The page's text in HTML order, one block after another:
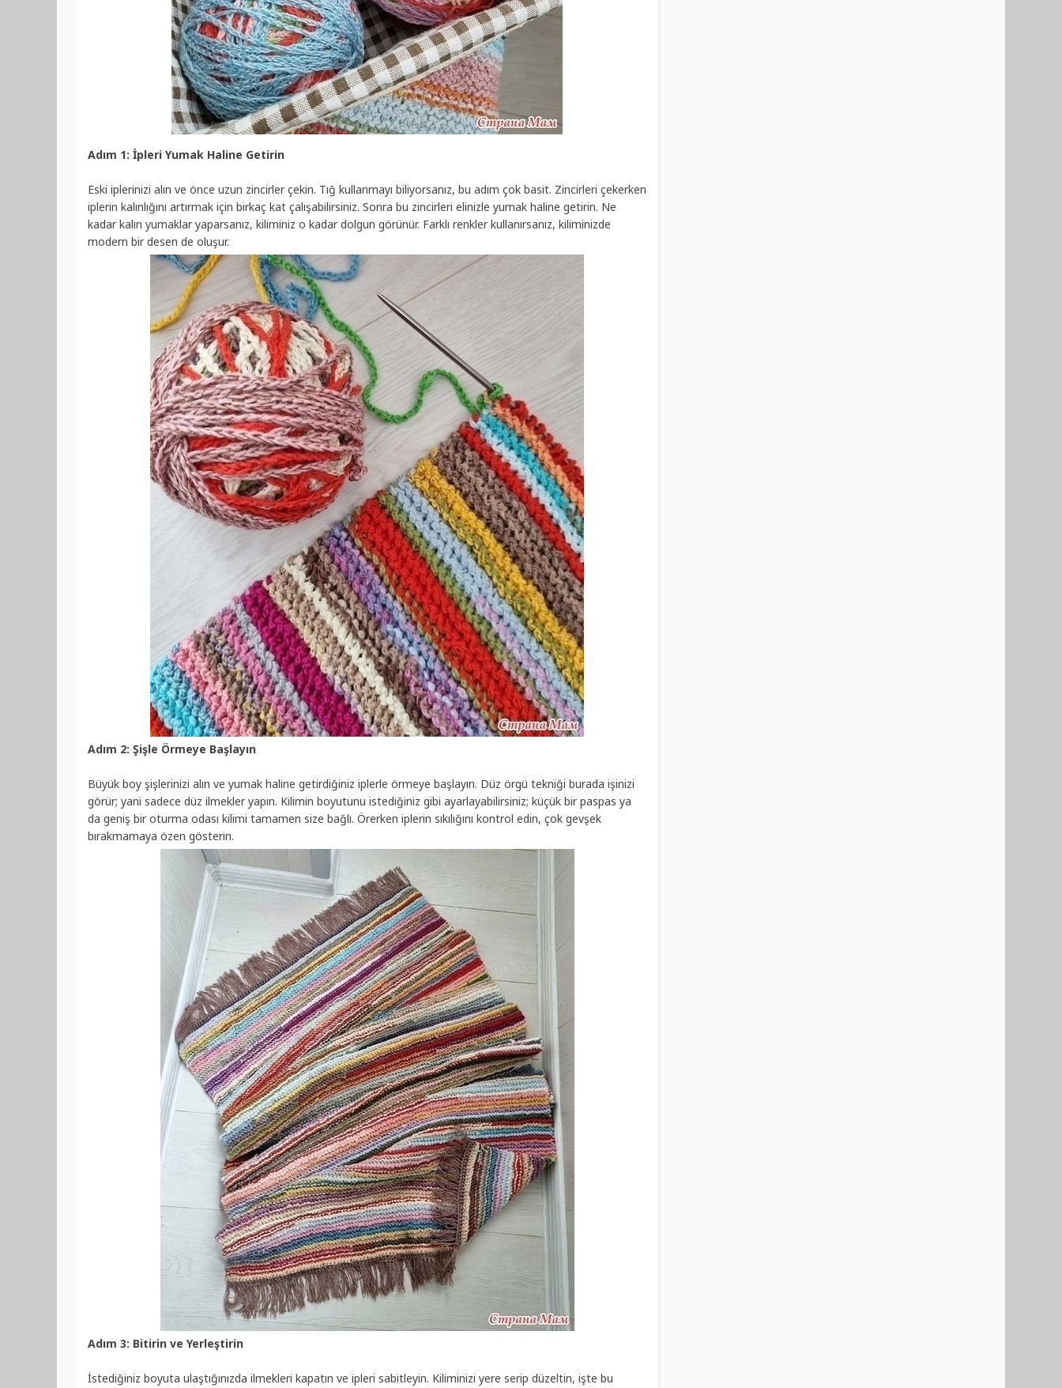
Adım 1: İpleri Yumak Haline Getirin
Eski iplerinizi alın ve önce uzun zincirler çekin. Tığ kullanmayı biliyorsanız, bu adım çok basit. Zincirleri çekerken
iplerin kalınlığını artırmak için birkaç kat çalışabilirsiniz. Sonra bu zincirleri elinizle yumak haline getirin. Ne
kadar kalın yumaklar yaparsanız, kiliminiz o kadar dolgun görünür. Farklı renkler kullanırsanız, kiliminizde
modern bir desen de oluşur.
Adım 2: Şişle Örmeye Başlayın
Büyük boy şişlerinizi alın ve yumak haline getirdiğiniz iplerle örmeye başlayın. Düz örgü tekniği burada işinizi
görür; yani sadece düz ilmekler yapın. Kilimin boyutunu istediğiniz gibi ayarlayabilirsiniz; küçük bir paspas ya
da geniş bir oturma odası kilimi tamamen size bağlı. Örerken iplerin sıkılığını kontrol edin, çok gevşek
bırakmamaya özen gösterin.
Adım 3: Bitirin ve Yerleştirin
İstediğiniz boyuta ulaştığınızda ilmekleri kapatın ve ipleri sabitleyin. Kiliminizi yere serip düzeltin, işte bu